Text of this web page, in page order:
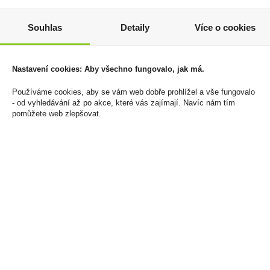
579 Kč
Cena za:1 ks
Skladem:100 - 500 ks
139 Kč
Cena za:1 ks
Skladem:více než 500 ks
Souhlas Detaily Více o cookies
Nastavení cookies: Aby všechno fungovalo, jak má.
Používáme cookies, aby se vám web dobře prohlížel a vše fungovalo
- od vyhledávání až po akce, které vás zajímají. Navíc nám tím
pomůžete web zlepšovat.